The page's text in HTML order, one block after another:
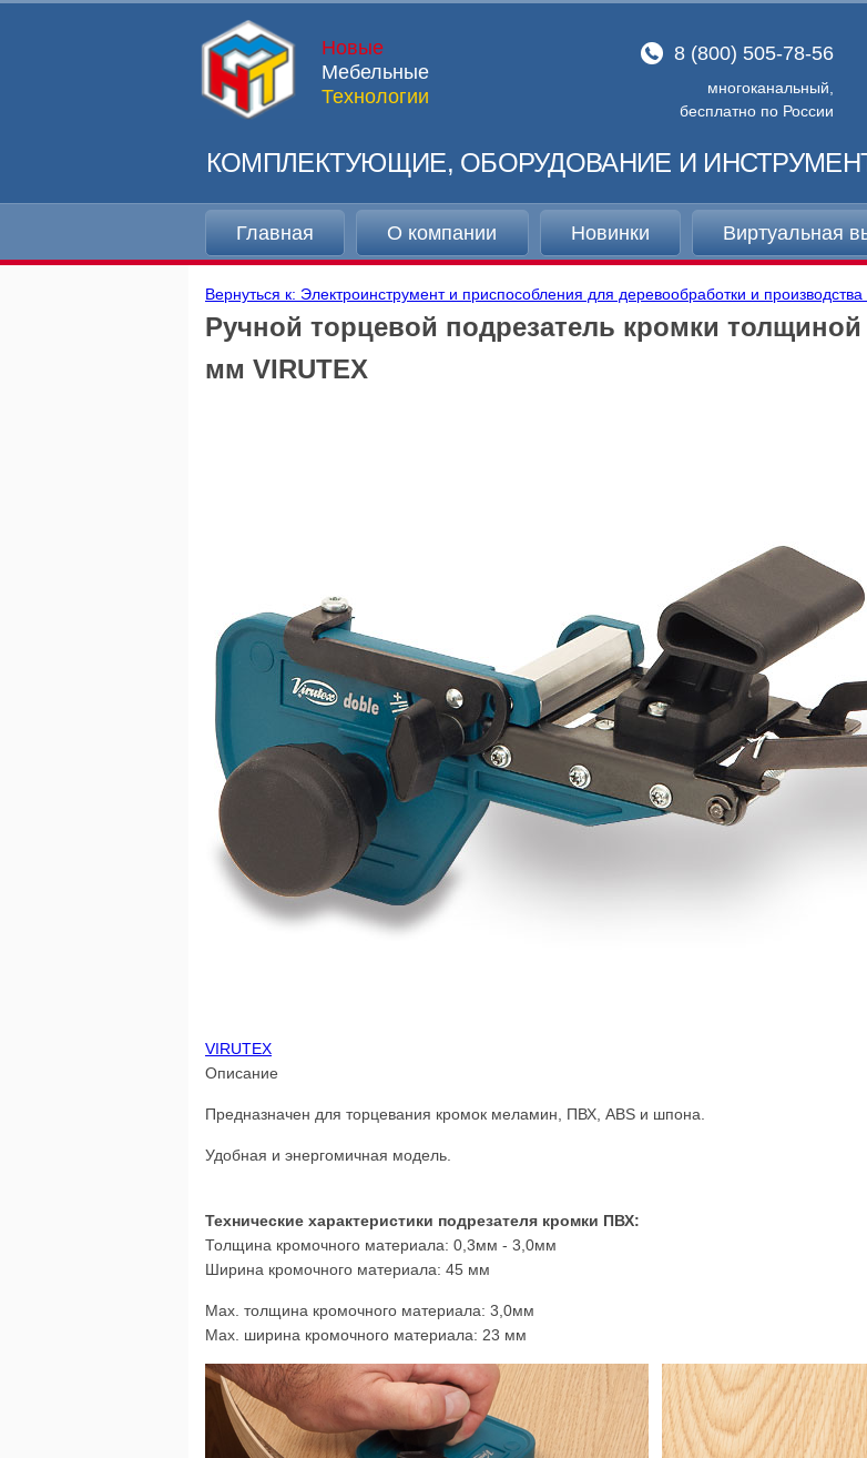
Новые
Мебельные
Технологии
8 (800) 505-78-56
многоканальный,
бесплатно по России
КОМПЛЕКТУЮЩИЕ, ОБОРУДОВАНИЕ И
Главная О компании Новинки Виртуальная
Вернуться к: Электроинструмент и приспособления для деревообработки и
Ручной торцевой подрезатель кромки
мм VIRUTEX
VIRUTEX
Описание
Предназначен для торцевания кромок меламин, ПВХ, ABS и шпона.
Удобная и энергомичная модель.
Технические характеристики подрезателя кромки ПВХ:
Толщина кромочного материала: 0,3мм - 3,0мм
Ширина кромочного материала: 45 мм
Max. толщина кромочного материала: 3,0мм
Max. ширина кромочного материала: 23 мм